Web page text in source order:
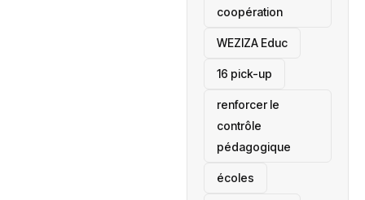
coopération
‎WEZIZA Educ
16 pick-up
renforcer le
contrôle
pédagogique
écoles